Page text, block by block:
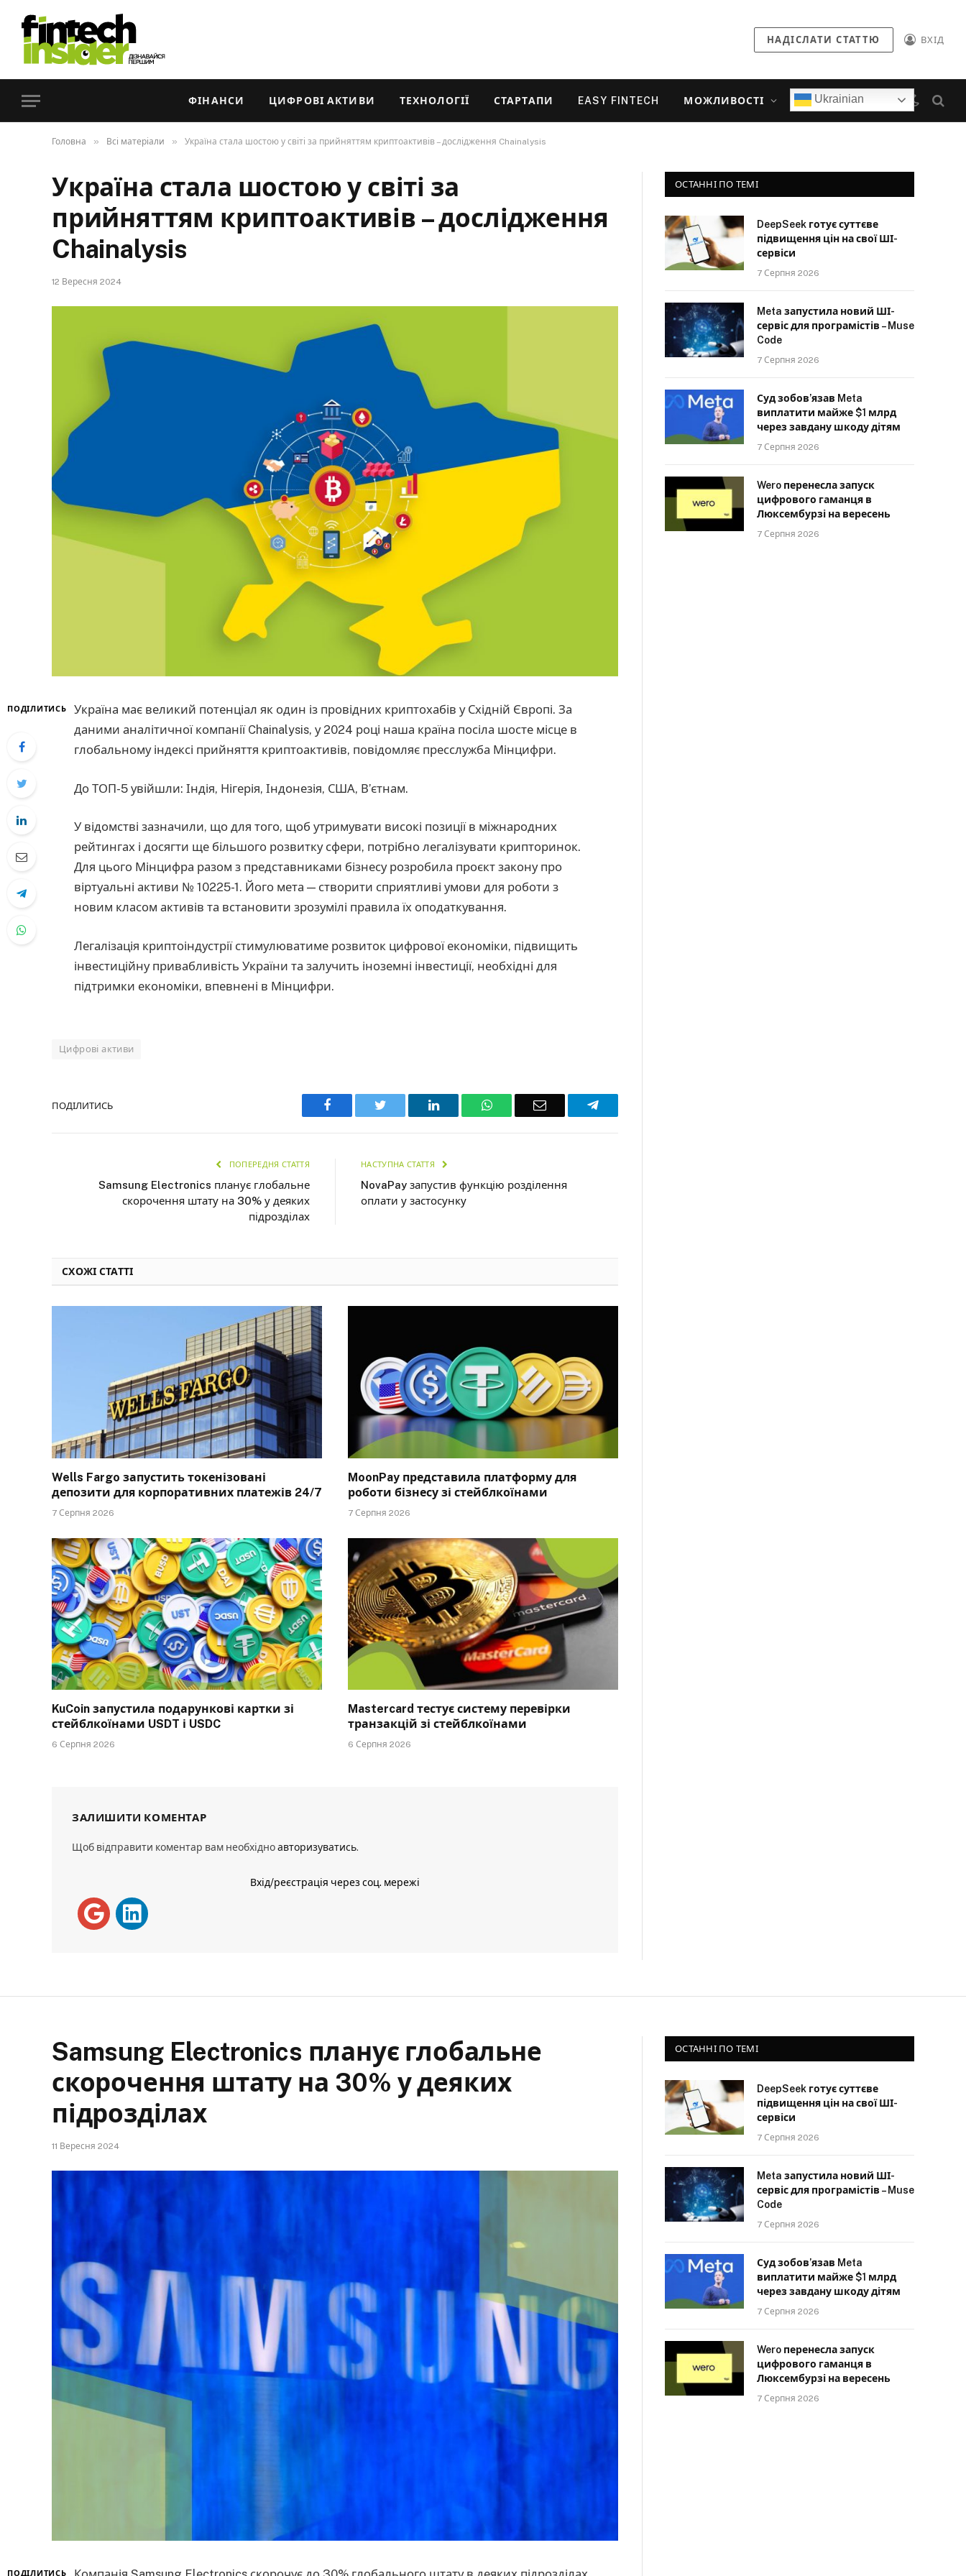
НАДІСЛАТИ СТАТТЮ ВХІД
ФІНАНСИ ЦИФРОВІ АКТИВИ ТЕХНОЛОГІЇ СТАРТАПИ EASY FINTECH МОЖЛИВОСТІ Ukrainian
Головна » Всі матеріали » Україна стала шостою у світі за прийняттям криптоактивів – дослідження Chainalysis
Україна стала шостою у світі за
прийняттям криптоактивів – дослідження
Chainalysis
12 Вересня 2024
ПОДІЛИТИСЬ
Україна має великий потенціал як один із провідних криптохабів у Східній Європі. За
даними аналітичної компанії Chainalysis, у 2024 році наша країна посіла шосте місце в
глобальному індексі прийняття криптоактивів, повідомляє пресслужба Мінцифри.
До ТОП-5 увійшли: Індія, Нігерія, Індонезія, США, В’єтнам.
У відомстві зазначили, що для того, щоб утримувати високі позиції в міжнародних
рейтингах і досягти ще більшого розвитку сфери, потрібно легалізувати крипторинок.
Для цього Мінцифра разом з представниками бізнесу розробила проєкт закону про
віртуальні активи № 10225-1. Його мета — створити сприятливі умови для роботи з
новим класом активів та встановити зрозумілі правила їх оподаткування.
Легалізація криптоіндустрії стимулюватиме розвиток цифрової економіки, підвищить
інвестиційну привабливість України та залучить іноземні інвестиції, необхідні для
підтримки економіки, впевнені в Мінцифри.
Цифрові активи
ПОДІЛИТИСЬ Facebook Twitter LinkedIn WhatsAppEmail Telegram
ПОПЕРЕДНЯ СТАТТЯ
Samsung Electronics планує глобальне
скорочення штату на 30% у деяких
підрозділах
НАСТУПНА СТАТТЯ
NovaPay запустив функцію розділення
оплати у застосунку
СХОЖІ СТАТТІ
Wells Fargo запустить токенізовані
депозити для корпоративних платежів 24/7
7 Серпня 2026
MoonPay представила платформу для
роботи бізнесу зі стейблкоїнами
7 Серпня 2026
KuCoin запустила подарункові картки зі
стейблкоїнами USDT і USDC
6 Серпня 2026
Mastercard тестує систему перевірки
транзакцій зі стейблкоїнами
6 Серпня 2026
ЗАЛИШИТИ КОМЕНТАР
Щоб відправити коментар вам необхідноавторизуватись.
Вхід/реєстрація через соц. мережі
ОСТАННІ ПО ТЕМІ
DeepSeek готує суттєве
підвищення цін на свої ШІ-
сервіси
7 Серпня 2026
Meta запустила новий ШІ-
сервіс для програмістів – Muse
Code
7 Серпня 2026
Суд зобов’язав Meta
виплатити майже $1 млрд
через завдану шкоду дітям
7 Серпня 2026
Wero перенесла запуск
цифрового гаманця в
Люксембурзі на вересень
7 Серпня 2026
Samsung Electronics планує глобальне
скорочення штату на 30% у деяких
підрозділах
11 Вересня 2024
ПОДІЛИТИСЬ
ОСТАННІ ПО ТЕМІ
DeepSeek готує суттєве
підвищення цін на свої ШІ-
сервіси
7 Серпня 2026
Meta запустила новий ШІ-
сервіс для програмістів – Muse
Code
7 Серпня 2026
Суд зобов’язав Meta
виплатити майже $1 млрд
через завдану шкоду дітям
7 Серпня 2026
Wero перенесла запуск
цифрового гаманця в
Люксембурзі на вересень
7 Серпня 2026